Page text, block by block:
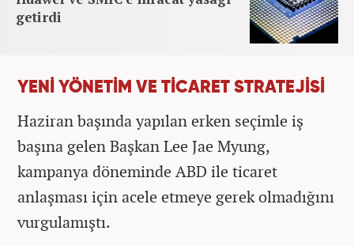
getirdi
YENİ YÖNETİM VE TİCARET STRATEJİSİ
Haziran başında yapılan erken seçimle iş
başına gelen Başkan Lee Jae Myung,
kampanya döneminde ABD ile ticaret
anlaşması için acele etmeye gerek olmadığını
vurgulamıştı.